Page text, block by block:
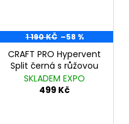
1 190 KČ –58 %
CRAFT PRO Hypervent
Split černá s růžovou
SKLADEM EXPO
499 Kč